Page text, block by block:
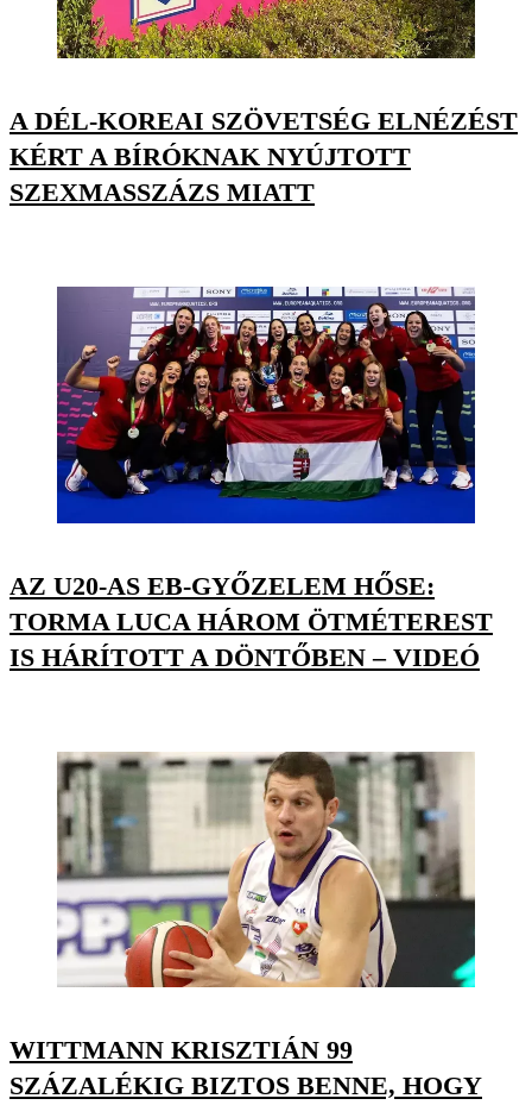
A DÉL-KOREAI SZÖVETSÉG ELNÉZÉST
KÉRT A BÍRÓKNAK NYÚJTOTT
SZEXMASSZÁZS MIATT
AZ U20-AS EB-GYŐZELEM HŐSE:
TORMA LUCA HÁROM ÖTMÉTEREST
IS HÁRÍTOTT A DÖNTŐBEN – VIDEÓ
WITTMANN KRISZTIÁN 99
SZÁZALÉKIG BIZTOS BENNE, HOGY